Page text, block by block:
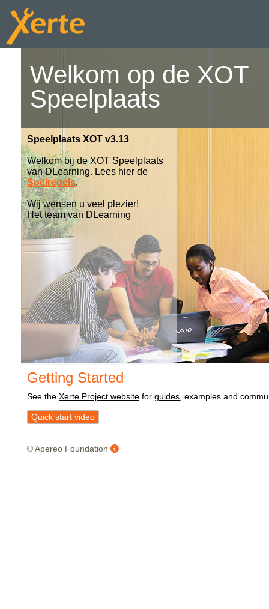
Welkom op de XOT
Speelplaats
Speelplaats XOT v3.13
Welkom bij de XOT Speelplaats
van DLearning. Lees hier de
Spelregels.
Wij wensen u veel plezier!
Het team van DLearning
Getting Started
See the Xerte Project website for guides, examples and
Quick start video
© Apereo Foundation